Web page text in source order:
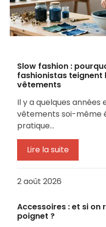
Slow fashion :
fashionistas teignent
vêtements
Il y a quelques années
vêtements soi-même
pratique…
Lire la suite
2 août 2026
Accessoires : et si
poignet ?